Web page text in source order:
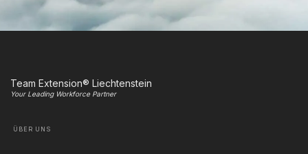
Team Extension® Liechtenstein
Your Leading Workforce Partner
ÜBER UNS